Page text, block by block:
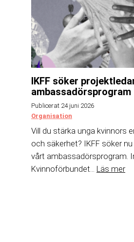
IKFF söker
ambassadörsprogram
Publicerat 24 juni 2026
Organisation
Vill du stärka unga kvinnors
och säkerhet? IKFF söker
vårt ambassadörsprogram.
Kvinnoförbundet... Läs mer